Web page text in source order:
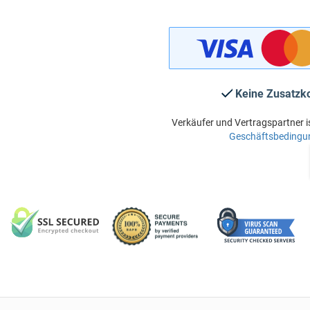
Keine
Verkäufer und Vertragspartner